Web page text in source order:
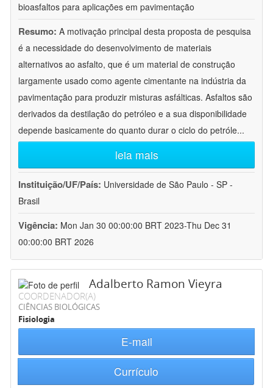
bioasfaltos para aplicações em pavimentação
Resumo: A motivação principal desta proposta de pesquisa
é a necessidade do desenvolvimento de materiais
alternativos ao asfalto, que é um material de construção
largamente usado como agente cimentante na indústria da
pavimentação para produzir misturas asfálticas. Asfaltos são
derivados da destilação do petróleo e a sua disponibilidade
depende basicamente do quanto durar o ciclo do petróle...
leia mais
Instituição/UF/País: Universidade de São Paulo - SP -
Brasil
Vigência: Mon Jan 30 00:00:00 BRT 2023-Thu Dec 31
00:00:00 BRT 2026
Adalberto Ramon Vieyra
COORDENADOR(A)
CIÊNCIAS BIOLÓGICAS
Fisiologia
E-mail
Currículo